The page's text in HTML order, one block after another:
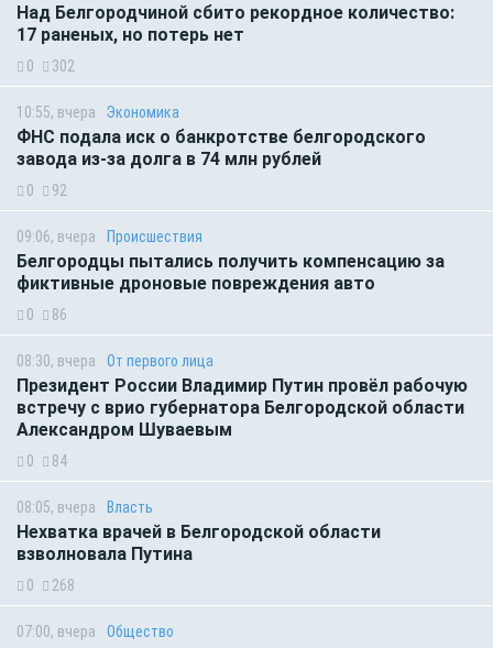
Над Белгородчиной сбито рекордное количество:
17 раненых, но потерь нет
0 302
10:55, вчера Экономика
ФНС подала иск о банкротстве белгородского
завода из-за долга в 74 млн рублей
0 92
09:06, вчера Происшествия
Белгородцы пытались получить компенсацию за
фиктивные дроновые повреждения авто
0 86
08:30, вчера От первого лица
Президент России Владимир Путин провёл рабочую
встречу с врио губернатора Белгородской области
Александром Шуваевым
0 84
08:05, вчера Власть
Нехватка врачей в Белгородской области
взволновала Путина
0 268
07:00, вчера Общество